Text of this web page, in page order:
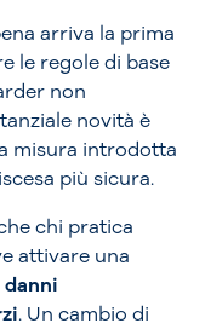
arriva la prima
le regole di base
non
novità è
misura introdotta
più sicura.
chi pratica
attivare una
. Un cambio di